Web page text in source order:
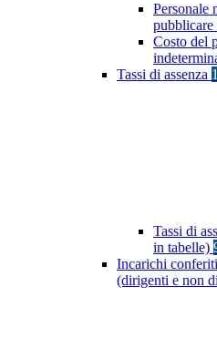
Personale
Costo del
Tassi di assenza
Tassi di
in tabelle)
Incarichi
(dirigenti e non